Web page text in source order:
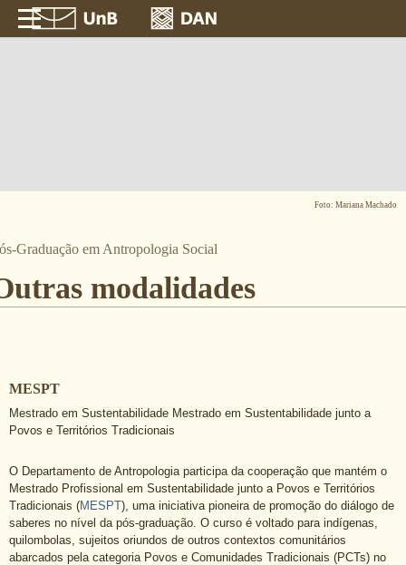
Foto: Mariana Machado
Graduação em Antropologia Social
modalidades
MESPT
Mestrado em Sustentabilidade Mestrado em Sustentabilidade junto a
Povos e Territórios Tradicionais
O Departamento de Antropologia participa da cooperação que mantém o
Mestrado Profissional em Sustentabilidade junto a Povos e Territórios
Tradicionais (MESPT), uma iniciativa pioneira de promoção do diálogo de
saberes no nível da pós-graduação. O curso é voltado para indígenas,
quilombolas, sujeitos oriundos de outros contextos comunitários
abarcados pela categoria Povos e Comunidades Tradicionais (PCTs) no